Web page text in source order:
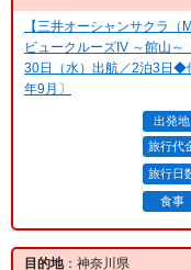
【三井オーシャンサクラ
ビュークルーズIV ～館山
30日（水）出航／2泊3日◆
年9月〕
出発地
旅行代
旅行日
食事
目的地：神奈川県